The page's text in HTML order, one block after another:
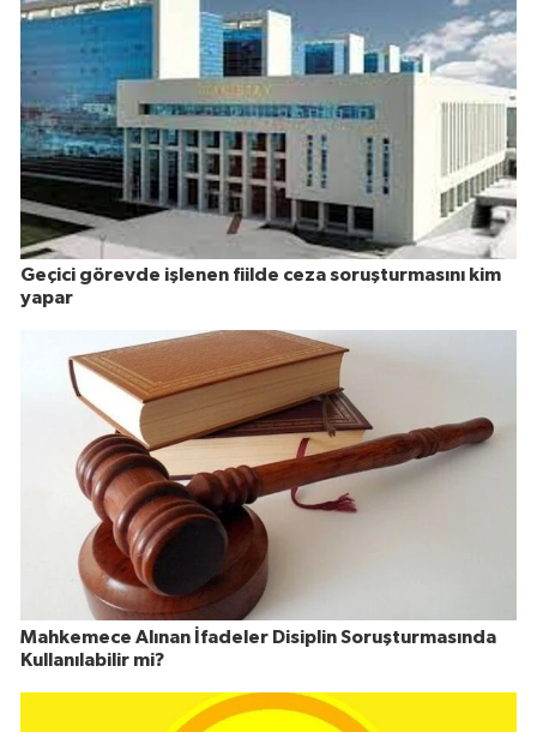
Geçici görevde işlenen fiilde ceza soruşturmasını kim
yapar
Mahkemece Alınan İfadeler Disiplin Soruşturmasında
Kullanılabilir mi?